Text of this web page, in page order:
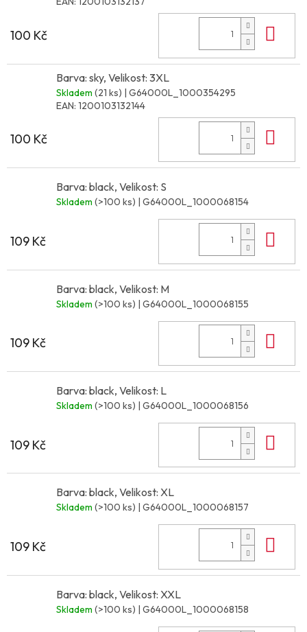
100 Kč
Barva: sky, Velikost: 3XL
Skladem (21 ks) | G64000L_1000354295
EAN: 1200103132144
100 Kč
Barva: black, Velikost: S
Skladem (>100 ks) | G64000L_1000068154
109 Kč
Barva: black, Velikost: M
Skladem (>100 ks) | G64000L_1000068155
109 Kč
Barva: black, Velikost: L
Skladem (>100 ks) | G64000L_1000068156
109 Kč
Barva: black, Velikost: XL
Skladem (>100 ks) | G64000L_1000068157
109 Kč
Barva: black, Velikost: XXL
Skladem (>100 ks) | G64000L_1000068158